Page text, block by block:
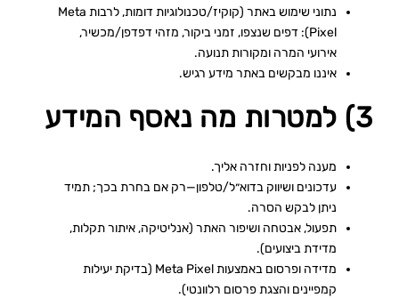
נתוני שימוש באתר (קוקיז/טכנולוגיות דומות, לרבות Meta
Pixel): דפים שנצפו, זמני ביקור, מזהי דפדפן/מכשיר,
אירועי המרה ומקורות תנועה.
איננו מבקשים באתר מידע רגיש.
3) למטרות מה נאסף המידע
מענה לפניות וחזרה אליך.
עדכונים ושיווק בדוא״ל/טלפון—רק אם בחרת בכך; תמיד
ניתן לבקש הסרה.
תפעול, אבטחה ושיפור האתר (אנליטיקה, איתור תקלות,
מדידת ביצועים).
מדידה ופרסום באמצעות Meta Pixel (בדיקת יעילות
קמפיינים והצגת פרסום רלוונטי).